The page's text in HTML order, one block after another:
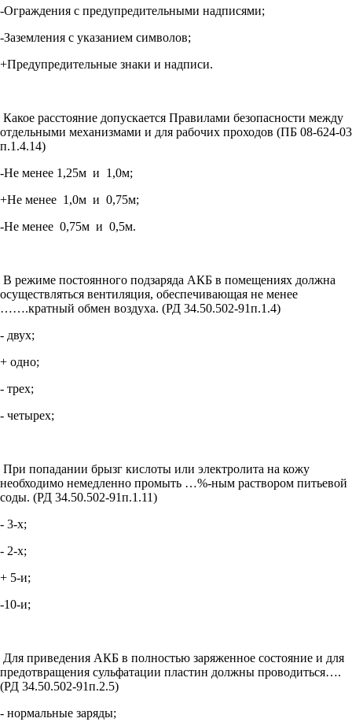
-Ограждения с предупредительными надписями;
-Заземления с указанием символов;
+Предупредительные знаки и надписи.
Какое расстояние допускается Правилами безопасности между
отдельными механизмами и для рабочих проходов (ПБ 08-624-03
п.1.4.14)
-Не менее 1,25м и 1,0м;
+Не менее 1,0м и 0,75м;
-Не менее 0,75м и 0,5м.
В режиме постоянного подзаряда АКБ в помещениях должна
осуществляться вентиляция, обеспечивающая не менее
…….кратный обмен воздуха. (РД 34.50.502-91п.1.4)
- двух;
+ одно;
- трех;
- четырех;
При попадании брызг кислоты или электролита на кожу
необходимо немедленно промыть …%-ным раствором питьевой
соды. (РД 34.50.502-91п.1.11)
- 3-х;
- 2-х;
+ 5-и;
-10-и;
Для приведения АКБ в полностью заряженное состояние и для
предотвращения сульфатации пластин должны проводиться….
(РД 34.50.502-91п.2.5)
- нормальные заряды;